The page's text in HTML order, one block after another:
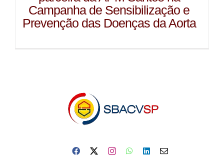
Campanha de Sensibilização e
Prevenção das Doenças da Aorta